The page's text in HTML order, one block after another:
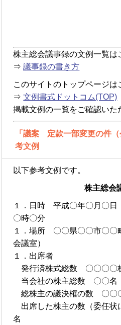
株主総会議事録の文例一覧は
⇒議事録の書き方
このサイトのトップページは
⇒文例書式ドットコム(TOP)
掲載文例の一覧をご確認いた
「議案 定款一部変更の件
考文例
以下参考文例です。
株主総会
１．日時 平成〇年〇月〇
〇時〇分
１．場所 〇〇県〇〇市〇〇
会議室）
１．出席者
発行済株式総数 〇〇〇〇
当会社の株主総数 〇〇名
総株主の議決権の数 〇〇
出席した株主の数（委任
名